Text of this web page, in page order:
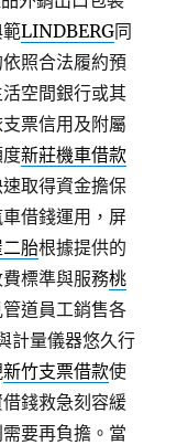
範LINDBERG同
照合法履約預
空間銀行或其
票信用及附屬
度新莊機車借款
取得資金擔保
借錢運用，屏
胎根據提供的
標準與服務桃
道員工銷售各
計量儀器悠久行
新竹支票借款使
錢救急刻容緩
要再負擔。當